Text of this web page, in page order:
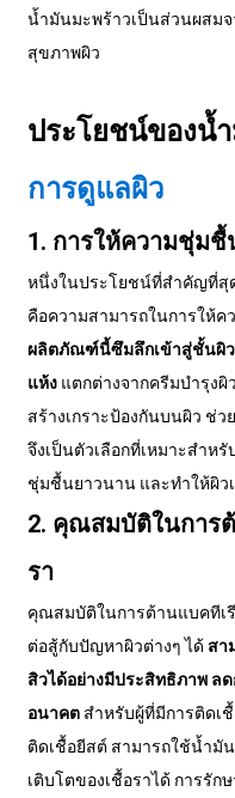
น้ำมันมะพร้าวเป็นส่วนผสม
สุขภาพผิว
ประโยชน์ของน้
การดูแลผิว
1. การให้ความชุ่มชื้
หนึ่งในประโยชน์ที่สำคัญที่สุ
คือความสามารถในการให้
ผลิตภัณฑ์นี้ซึมลึกเข้าสู่ชั้นผิว
แห้งแตกต่างจากครีมบำรุง
สร้างเกราะป้องกันบนผิว ช่
จึงเป็นตัวเลือกที่เหมาะสำห
ชุ่มชื้นยาวนาน และทำให้ผิว
2. คุณสมบัติในการ
รา
คุณสมบัติในการต้านแบคทีเ
ต่อสู้กับปัญหาผิวต่างๆ ได้ สา
สิวได้อย่างมีประสิทธิภาพ ล
อนาคตสำหรับผู้ที่มีการติดเชื้
ติดเชื้อยีสต์ สามารถใช้น้ำมั
เติบโตของเชื้อราได้ การรั